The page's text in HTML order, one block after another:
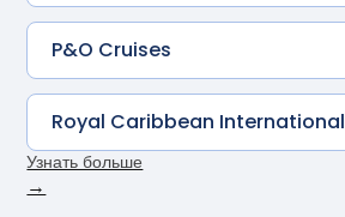
P&O Cruises
Royal Caribbean International
Узнать больше
→